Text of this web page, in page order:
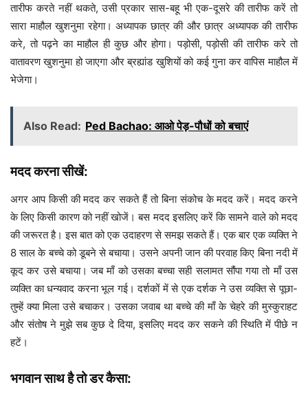
तारीफ करते नहीं थकते, उसी प्रकार सास-बहू भी एक-दूसरे की तारीफ करें तो
सारा माहौल खुशनुमा रहेगा। अध्यापक छात्र की और छात्र अध्यापक की तारीफ
करे, तो पढ़ने का माहौल ही कुछ और होगा। पड़ोसी, पड़ोसी की तारीफ करे तो
वातावरण खुशनुमा हो जाएगा और ब्रह्यांड खुशियों को कई गुना कर वापिस माहौल में
भेजेगा।
Also Read: Ped Bachao: आओ पेड़-पौधों को बचाएं
मदद करना सीखें:
अगर आप किसी की मदद कर सकते हैं तो बिना संकोच के मदद करें। मदद करने
के लिए किसी कारण को नहीं खोजें। बस मदद इसलिए करें कि सामने वाले को मदद
की जरूरत है। इस बात को एक उदाहरण से समझ सकते हैं। एक बार एक व्यक्ति ने
8 साल के बच्चे को डूबने से बचाया। उसने अपनी जान की परवाह किए बिना नदी में
कूद कर उसे बचाया। जब माँ को उसका बच्चा सही सलामत सौंपा गया तो माँ उस
व्यक्ति का धन्यवाद करना भूल गई। दर्शकों में से एक दर्शक ने उस व्यक्ति से पूछा-
तुम्हें क्या मिला उसे बचाकर। उसका जवाब था बच्चे की माँ के चेहरे की मुस्कुराहट
और संतोष ने मुझे सब कुछ दे दिया, इसलिए मदद कर सकने की स्थिति में पीछे न
हटें।
भगवान साथ है तो डर कैसा: